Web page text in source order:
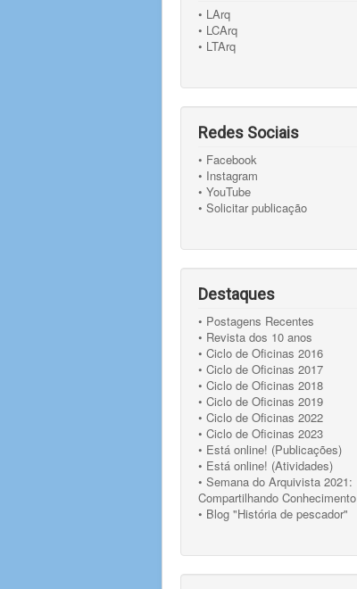
• LArq
• LCArq
• LTArq
Redes Sociais
• Facebook
• Instagram
• YouTube
• Solicitar publicação
Destaques
• Postagens Recentes
• Revista dos 10 anos
• Ciclo de Oficinas 2016
• Ciclo de Oficinas 2017
• Ciclo de Oficinas 2018
• Ciclo de Oficinas 2019
• Ciclo de Oficinas 2022
• Ciclo de Oficinas 2023
• Está online! (Publicações)
• Está online! (Atividades)
• Semana do Arquivista 2021:
Compartilhando Conhecimento
• Blog "História de pescador"